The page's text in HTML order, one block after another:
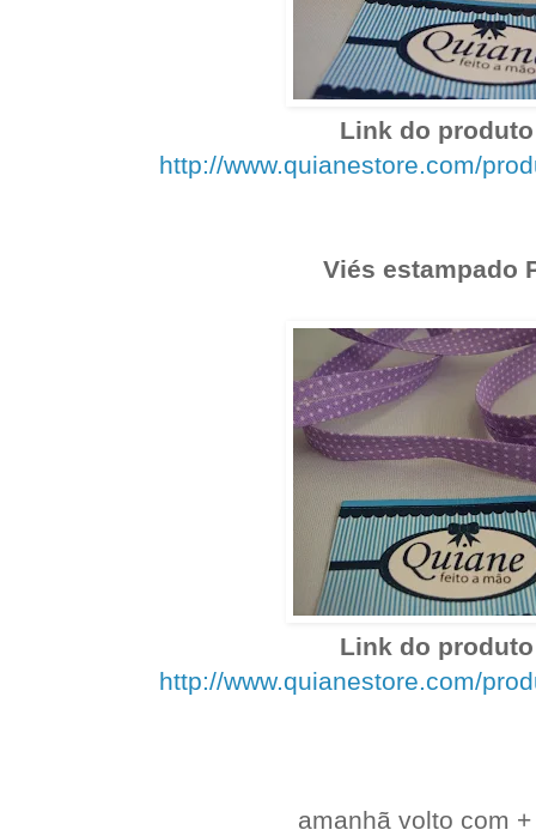
Link do
http://www.quianestore.com/
Viés estampado
Link do
http://www.quianestore.com/
amanhã volto com